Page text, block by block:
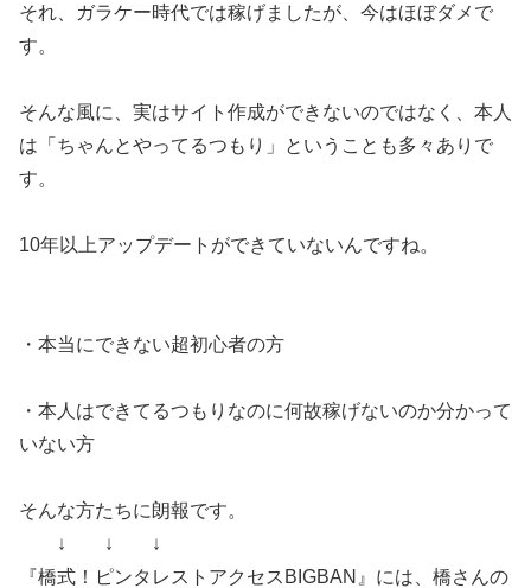
それ、ガラケー時代では稼げましたが、今はほぼダメで
す。
そんな風に、実はサイト作成ができないのではなく、本人
は「ちゃんとやってるつもり」ということも多々ありで
す。
10年以上アップデートができていないんですね。
・本当にできない超初心者の方
・本人はできてるつもりなのに何故稼げないのか分かって
いない方
そんな方たちに朗報です。
↓ ↓ ↓
『橋式！ピンタレストアクセスBIGBAN』には、橋さんの